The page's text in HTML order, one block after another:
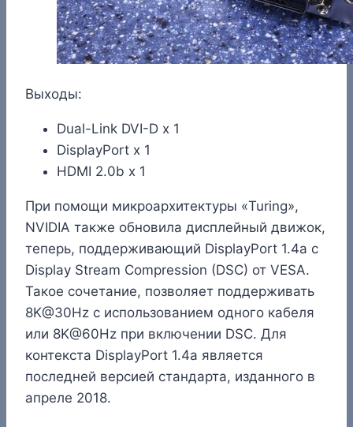
Выходы:
Dual-Link DVI-D x 1
DisplayPort x 1
HDMI 2.0b x 1
При помощи микроархитектуры «Turing»,
NVIDIA также обновила дисплейный движок,
теперь, поддерживающий DisplayPort 1.4a с
Display Stream Compression (DSC) от VESA.
Такое сочетание, позволяет поддерживать
8K@30Hz с использованием одного кабеля
или 8K@60Hz при включении DSC. Для
контекста DisplayPort 1.4a является
последней версией стандарта, изданного в
апреле 2018.